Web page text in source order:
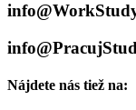
Nájdete nás tiež na: